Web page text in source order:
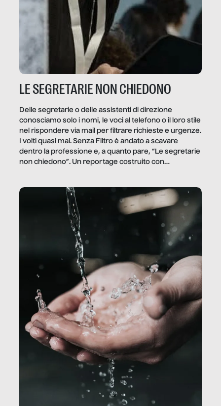
LE SEGRETARIE NON CHIEDONO
Delle segretarie o delle assistenti di direzione
conosciamo solo i nomi, le voci al telefono o il loro stile
nel rispondere via mail per filtrare richieste e urgenze.
I volti quasi mai. Senza Filtro è andato a scavare
dentro la professione e, a quanto pare, “Le segretarie
non chiedono”. Un reportage costruito con